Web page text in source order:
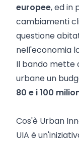
europee, ed in
cambiamenti
questione
nell'economia
Il bando mette
urbane un
80 e i 100
Cos'è Urban
UIA è